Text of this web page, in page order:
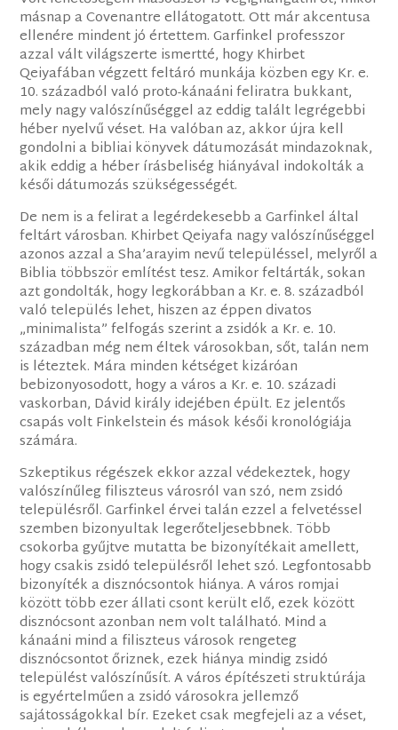
másnap a Covenantre ellátogatott. Ott már akcentusa
ellenére mindent jó értettem. Garfinkel professzor
azzal vált világszerte ismertté, hogy Khirbet
Qeiyafában végzett feltáró munkája közben egy Kr. e.
10. századból való proto-kánaáni feliratra bukkant,
mely nagy valószínűséggel az eddig talált legrégebbi
héber nyelvű véset. Ha valóban az, akkor újra kell
gondolni a bibliai könyvek dátumozását mindazoknak,
akik eddig a héber írásbeliség hiányával indokolták a
késői dátumozás szükségességét.
De nem is a felirat a legérdekesebb a Garfinkel által
feltárt városban. Khirbet Qeiyafa nagy valószínűséggel
azonos azzal a Sha’arayim nevű településsel, melyről a
Biblia többször említést tesz. Amikor feltárták, sokan
azt gondolták, hogy legkorábban a Kr. e. 8. századból
való település lehet, hiszen az éppen divatos
„minimalista” felfogás szerint a zsidók a Kr. e. 10.
században még nem éltek városokban, sőt, talán nem
is léteztek. Mára minden kétséget kizáróan
bebizonyosodott, hogy a város a Kr. e. 10. századi
vaskorban, Dávid király idejében épült. Ez jelentős
csapás volt Finkelstein és mások késői kronológiája
számára.
Szkeptikus régészek ekkor azzal védekeztek, hogy
valószínűleg filiszteus városról van szó, nem zsidó
településről. Garfinkel érvei talán ezzel a felvetéssel
szemben bizonyultak legerőteljesebbnek. Több
csokorba gyűjtve mutatta be bizonyítékait amellett,
hogy csakis zsidó településről lehet szó. Legfontosabb
bizonyíték a disznócsontok hiánya. A város romjai
között több ezer állati csont került elő, ezek között
disznócsont azonban nem volt található. Mind a
kánaáni mind a filiszteus városok rengeteg
disznócsontot őriznek, ezek hiánya mindig zsidó
települést valószínűsít. A város építészeti struktúrája
is egyértelműen a zsidó városokra jellemző
sajátosságokkal bír. Ezeket csak megfejeli az a véset,